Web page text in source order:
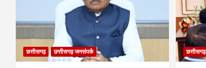
छत्तीसगढ़ छत्तीसगढ़ जनसंपर्क छत्तीसगढ़